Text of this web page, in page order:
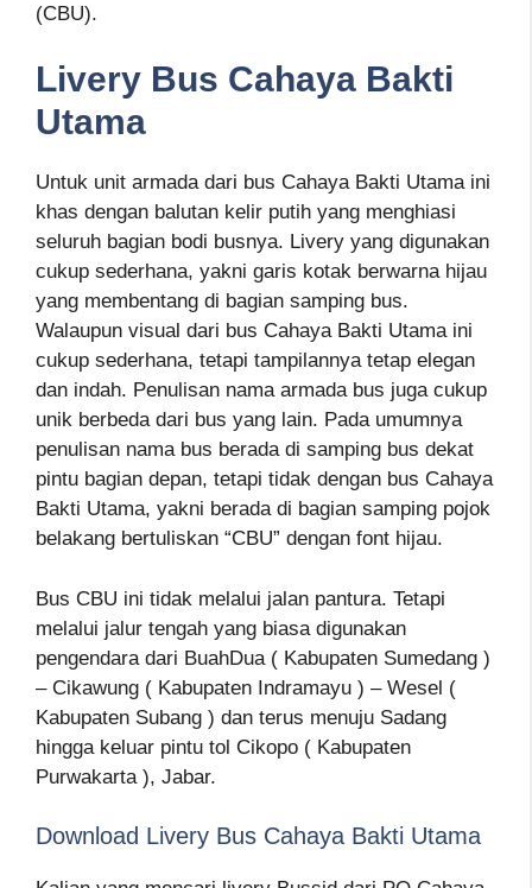
(CBU).
Livery Bus Cahaya Bakti
Utama
Untuk unit armada dari bus Cahaya Bakti Utama ini
khas dengan balutan kelir putih yang menghiasi
seluruh bagian bodi busnya. Livery yang digunakan
cukup sederhana, yakni garis kotak berwarna hijau
yang membentang di bagian samping bus.
Walaupun visual dari bus Cahaya Bakti Utama ini
cukup sederhana, tetapi tampilannya tetap elegan
dan indah. Penulisan nama armada bus juga cukup
unik berbeda dari bus yang lain. Pada umumnya
penulisan nama bus berada di samping bus dekat
pintu bagian depan, tetapi tidak dengan bus Cahaya
Bakti Utama, yakni berada di bagian samping pojok
belakang bertuliskan “CBU” dengan font hijau.
Bus CBU ini tidak melalui jalan pantura. Tetapi
melalui jalur tengah yang biasa digunakan
pengendara dari BuahDua ( Kabupaten Sumedang )
– Cikawung ( Kabupaten Indramayu ) – Wesel (
Kabupaten Subang ) dan terus menuju Sadang
hingga keluar pintu tol Cikopo ( Kabupaten
Purwakarta ), Jabar.
Download Livery Bus Cahaya Bakti Utama